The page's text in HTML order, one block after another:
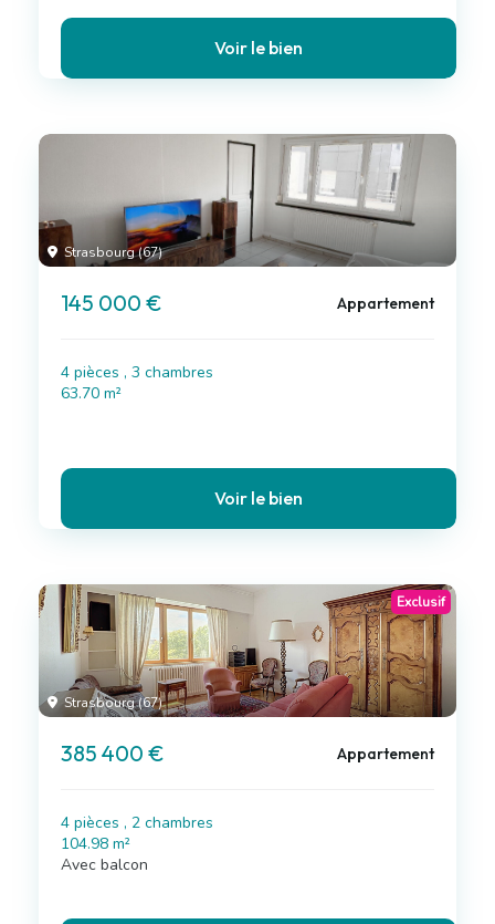
Voir le bien
Strasbourg (67)
145 000 € Appartement
4 pièces , 3 chambres
63.70 m²
Voir le bien
Strasbourg (67)
Exclusif
385 400 € Appartement
4 pièces , 2 chambres
104.98 m²
Avec balcon